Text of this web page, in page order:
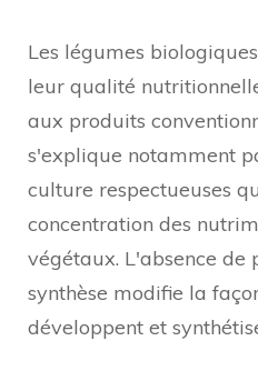
Les légumes
leur qualité
aux produits
s'explique notamment
culture respectueuses
concentration des
végétaux. L'absence de
synthèse modifie la
développent et